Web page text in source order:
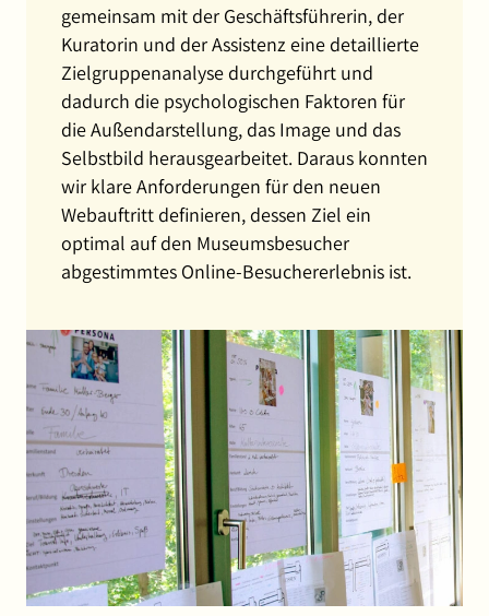
gemeinsam mit der Geschäftsführerin, der
Kuratorin und der Assistenz eine detaillierte
Zielgruppenanalyse durchgeführt und
dadurch die psychologischen Faktoren für
die Außendarstellung, das Image und das
Selbstbild herausgearbeitet. Daraus konnten
wir klare Anforderungen für den neuen
Webauftritt definieren, dessen Ziel ein
optimal auf den Museumsbesucher
abgestimmtes Online-Besuchererlebnis ist.